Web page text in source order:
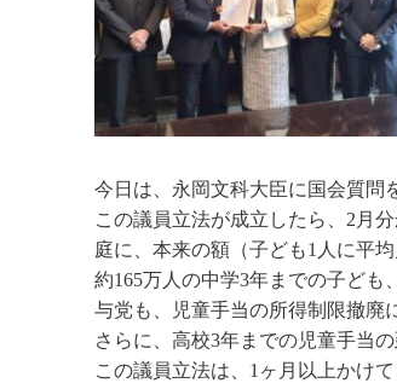
今日は、永岡文科大臣に国会質問
この議員立法が成立したら、2月
庭に、本来の額（子ども1人に平
約165万人の中学3年までの子ども
与党も、児童手当の所得制限撤廃
さらに、高校3年までの児童手当
この議員立法は、1ヶ月以上かけ